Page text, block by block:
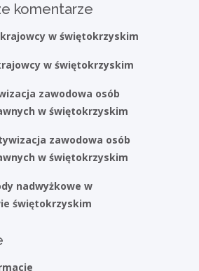
komentarze
w świętokrzyskim
w świętokrzyskim
zawodowa osób
w świętokrzyskim
zawodowa osób
w świętokrzyskim
nadwyżkowe w
świętokrzyskim